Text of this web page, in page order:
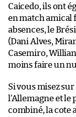
Caicedo, ils ont
en match amical
absences, le
(Dani Alves,
Casemiro,
moins faire un
Si vous misez
l’Allemagne et le
combiné, la cote